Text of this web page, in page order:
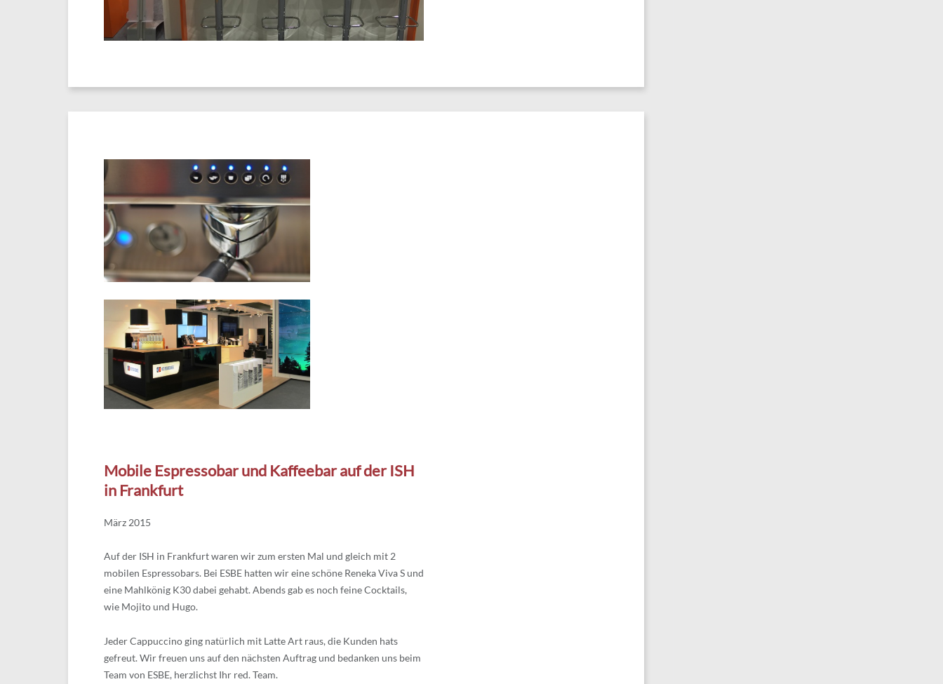
Mobile Espressobar und Kaffeebar auf der ISH
in Frankfurt
März 2015
Auf der ISH in Frankfurt waren wir zum ersten Mal und gleich mit 2
mobilen Espressobars. Bei ESBE hatten wir eine schöne Reneka Viva S und
eine Mahlkönig K30 dabei gehabt. Abends gab es noch feine Cocktails,
wie Mojito und Hugo.
Jeder Cappuccino ging natürlich mit Latte Art raus, die Kunden hats
gefreut. Wir freuen uns auf den nächsten Auftrag und bedanken uns beim
Team von ESBE, herzlichst Ihr red. Team.